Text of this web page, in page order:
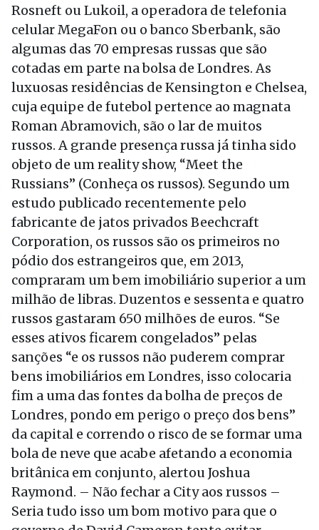
Rosneft ou Lukoil, a operadora de telefonia
celular MegaFon ou o banco Sberbank, são
algumas das 70 empresas russas que são
cotadas em parte na bolsa de Londres. As
luxuosas residências de Kensington e Chelsea,
cuja equipe de futebol pertence ao magnata
Roman Abramovich, são o lar de muitos
russos. A grande presença russa já tinha sido
objeto de um reality show, “Meet the
Russians” (Conheça os russos). Segundo um
estudo publicado recentemente pelo
fabricante de jatos privados Beechcraft
Corporation, os russos são os primeiros no
pódio dos estrangeiros que, em 2013,
compraram um bem imobiliário superior a um
milhão de libras. Duzentos e sessenta e quatro
russos gastaram 650 milhões de euros. “Se
esses ativos ficarem congelados” pelas
sanções “e os russos não puderem comprar
bens imobiliários em Londres, isso colocaria
fim a uma das fontes da bolha de preços de
Londres, pondo em perigo o preço dos bens”
da capital e correndo o risco de se formar uma
bola de neve que acabe afetando a economia
britânica em conjunto, alertou Joshua
Raymond. – Não fechar a City aos russos –
Seria tudo isso um bom motivo para que o